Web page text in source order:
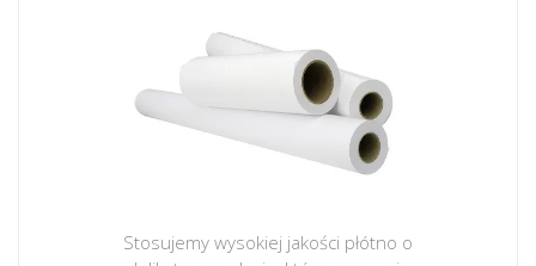
Stosujemy wysokiej jakości płótno o